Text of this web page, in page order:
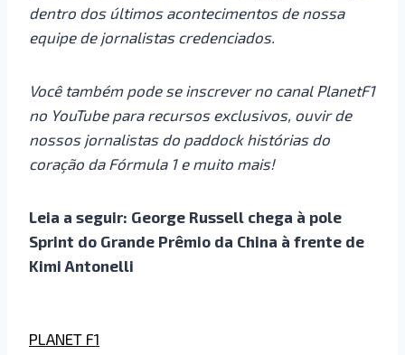
dentro dos últimos acontecimentos de nossa
equipe de jornalistas credenciados.
Você também pode se inscrever no canal PlanetF1
no YouTube para recursos exclusivos, ouvir de
nossos jornalistas do paddock histórias do
coração da Fórmula 1 e muito mais!
Leia a seguir: George Russell chega à pole
Sprint do Grande Prêmio da China à frente de
Kimi Antonelli
PLANET F1